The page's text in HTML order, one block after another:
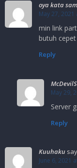
oya kata
May 27,
min link
butuh cepet
Reply
May 29,
Server
Reply
Kuuhaku
June 6, 2021